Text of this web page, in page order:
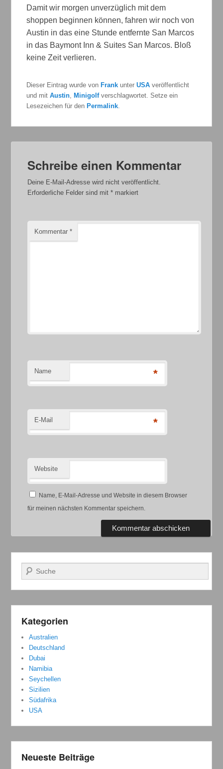
Damit wir morgen unverzüglich mit dem
shoppen beginnen können, fahren wir noch von
Austin in das eine Stunde entfernte San Marcos
in das Baymont Inn & Suites San Marcos. Bloß
keine Zeit verlieren.
Dieser Eintrag wurde von Frank unterUSA veröffentlicht
und mitAustin, Minigolfverschlagwortet. Setze ein
Lesezeichen für den Permalink.
Schreibe einen Kommentar
Deine E-Mail-Adresse wird nicht veröffentlicht.
Erforderliche Felder sind mit* markiert
Kommentar*
Name *
E-Mail *
Website
Name, E-Mail-Adresse und Website in diesem Browser
für meinen nächsten Kommentar speichern.
Suchen
Kategorien
Australien
Deutschland
Dubai
Namibia
Seychellen
Sizilien
Südafrika
USA
Neueste Beiträge